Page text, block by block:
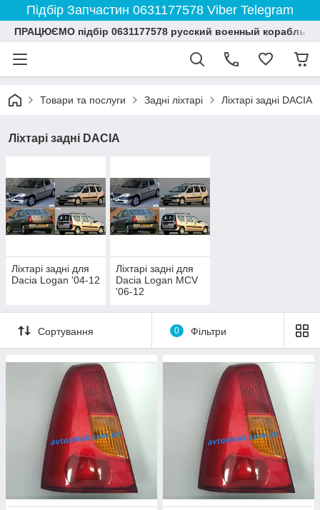
Підбір Запчастин 0631177578 Viber Telegram
ПРАЦЮЄМО підбір 0631177578 русский военный корабль
Товари та послуги Задні ліхтарі Ліхтарі задні DACIA
Ліхтарі задні DACIA
Ліхтарі задні для
Dacia Logan '04-12
Ліхтарі задні для
Dacia Logan MCV
'06-12
Сортування 0 Фільтри